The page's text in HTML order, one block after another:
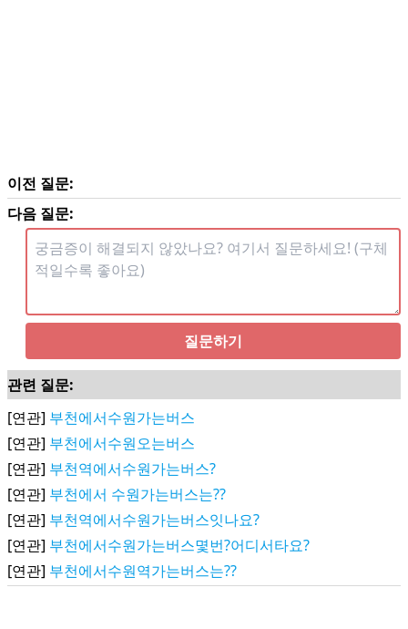
이전 질문:
다음 질문:
질문하기
관련 질문:
[연관] 부천에서수원가는버스
[연관] 부천에서수원오는버스
[연관] 부천역에서수원가는버스?
[연관] 부천에서 수원가는버스는??
[연관] 부천역에서수원가는버스잇나요?
[연관] 부천에서수원가는버스몇번?어디서타요?
[연관] 부천에서수원역가는버스는??